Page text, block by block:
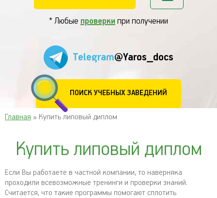
* Любые проверки при получении
Telegram@Yaros_docs
ПОИСК УЧЕБНЫХ ЗАВЕДЕНИЙ
Главная » Купить липовый диплом
Купить липовый диплом
Если Вы работаете в частной компании, то наверняка
проходили всевозможные тренинги и проверки знаний.
Считается, что такие программы помогают сплотить